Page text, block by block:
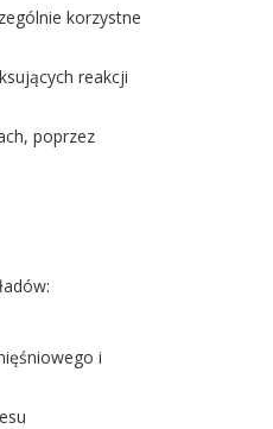
korzystne
reakcji
poprzez
i